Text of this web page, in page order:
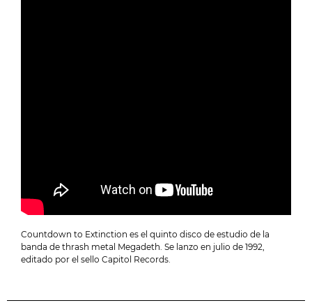
Countdown to Extinction es el quinto disco de estudio de la
banda de thrash metal Megadeth. Se lanzo en julio de 1992,
editado por el sello Capitol Records.